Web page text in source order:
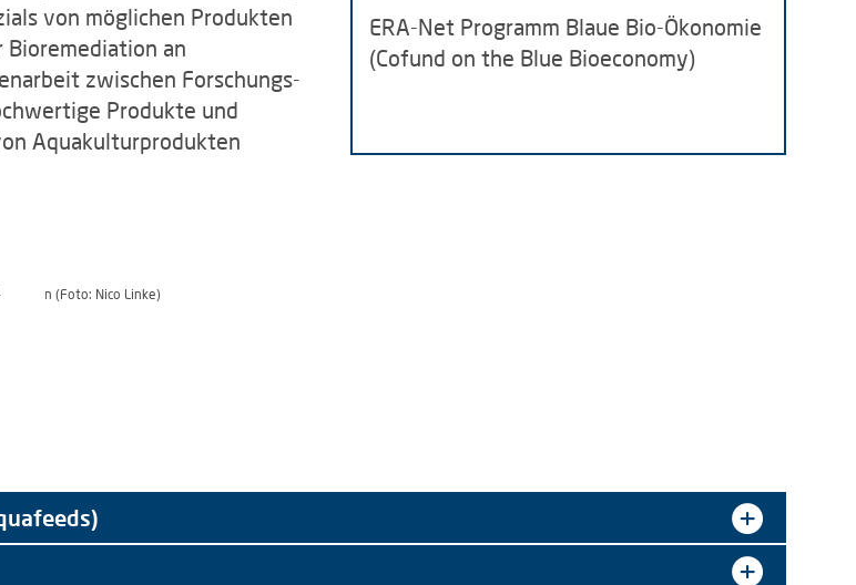
von möglichen Produkten
Bioremediation an
zwischen Forschungs-
Produkte und
Aquakulturprodukten
(Foto: Nico Linke)
ERA-Net Programm Blaue Bio-Ökonomie
(Cofund on the Blue Bioeconomy)